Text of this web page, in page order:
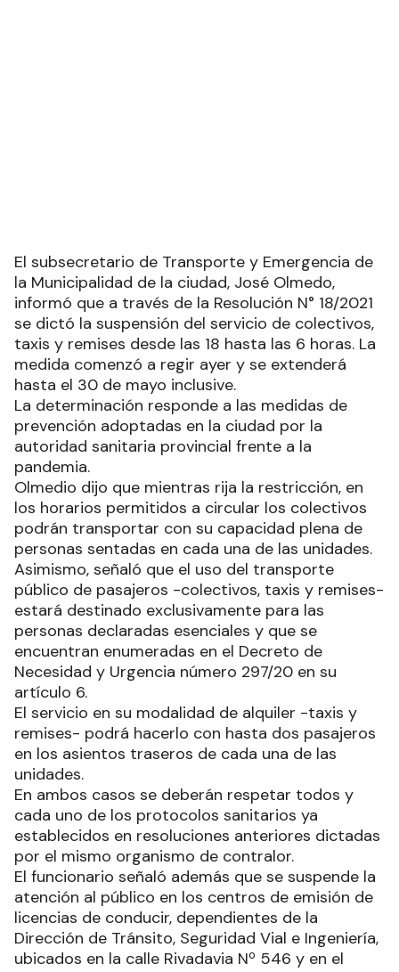
El subsecretario de Transporte y Emergencia de
la Municipalidad de la ciudad, José Olmedo,
informó que a través de la Resolución N° 18/2021
se dictó la suspensión del servicio de colectivos,
taxis y remises desde las 18 hasta las 6 horas. La
medida comenzó a regir ayer y se extenderá
hasta el 30 de mayo inclusive.
La determinación responde a las medidas de
prevención adoptadas en la ciudad por la
autoridad sanitaria provincial frente a la
pandemia.
Olmedio dijo que mientras rija la restricción, en
los horarios permitidos a circular los colectivos
podrán transportar con su capacidad plena de
personas sentadas en cada una de las unidades.
Asimismo, señaló que el uso del transporte
público de pasajeros -colectivos, taxis y remises-
estará destinado exclusivamente para las
personas declaradas esenciales y que se
encuentran enumeradas en el Decreto de
Necesidad y Urgencia número 297/20 en su
artículo 6.
El servicio en su modalidad de alquiler -taxis y
remises- podrá hacerlo con hasta dos pasajeros
en los asientos traseros de cada una de las
unidades.
En ambos casos se deberán respetar todos y
cada uno de los protocolos sanitarios ya
establecidos en resoluciones anteriores dictadas
por el mismo organismo de contralor.
El funcionario señaló además que se suspende la
atención al público en los centros de emisión de
licencias de conducir, dependientes de la